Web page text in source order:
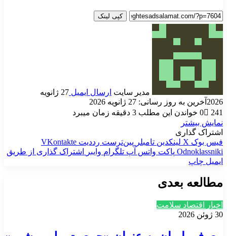
کپی لینک
مدیر سایت ارسال ایمیل
27 ژانویه
2026 آخرین به روز رسانی: 27 ژانویه 2026
0
241
خواندن این مطلب 3 دقیقه زمان میبرد
نمایش بیشتر
اشتراک گذاری
فیس بوک X لینکدین ‫تامبلر ‫پین‌ترست ‫رددیت ‫VKontakte
‫Odnoklassniki پاکت واتس آپ تلگرام وایبر
اشتراک گذاری از طریق
ایمیل چاپ
مطالعه بعدی
اخبار اقتصاد سلامت
30 ژوئن 2026